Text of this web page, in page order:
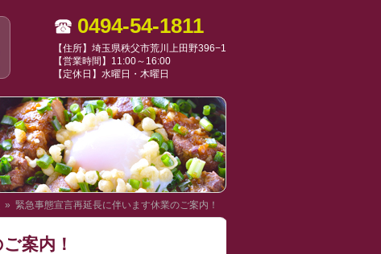
0494-54-1811
【住所】埼玉県秩父市荒川上田野396−1
【営業時間】11:00～16:00
【定休日】水曜日・木曜日
» 緊急事態宣言再延長に伴います休業のご案内！
案内！